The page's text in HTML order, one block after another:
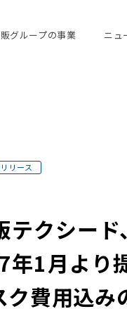
グループの事業 ニュ
リース
テクシー
1月より
費用込